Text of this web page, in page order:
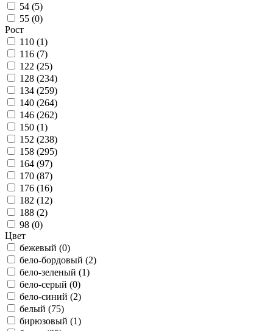
54 (5)
55 (0)
Рост
110 (1)
116 (7)
122 (25)
128 (234)
134 (259)
140 (264)
146 (262)
150 (1)
152 (238)
158 (295)
164 (97)
170 (87)
176 (16)
182 (12)
188 (2)
98 (0)
Цвет
бежевый (0)
бело-бордовый (2)
бело-зеленый (1)
бело-серый (0)
бело-синий (2)
белый (75)
бирюзовый (1)